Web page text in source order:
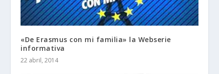
«De Erasmus con mi familia» la Webserie
informativa
22 abril, 2014